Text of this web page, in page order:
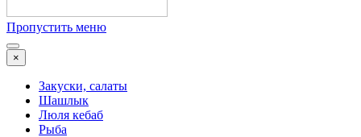
Пропустить меню
×
Закуски, салаты
Шашлык
Люля кебаб
Рыба